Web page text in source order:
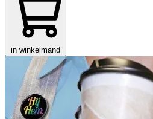
in winkelmand